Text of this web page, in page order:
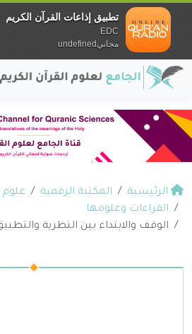
الرئيسية المكتبة الرقمية
علوم
القراءات وعلومها
الوقف والابتداء بين النظرية
تطبيق إذاعات القرآن الكريم
EDC
مجانيundefined